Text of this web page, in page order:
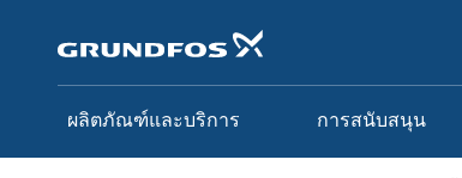
ผลิตภัณฑ์และบริการ การสนับสนุน